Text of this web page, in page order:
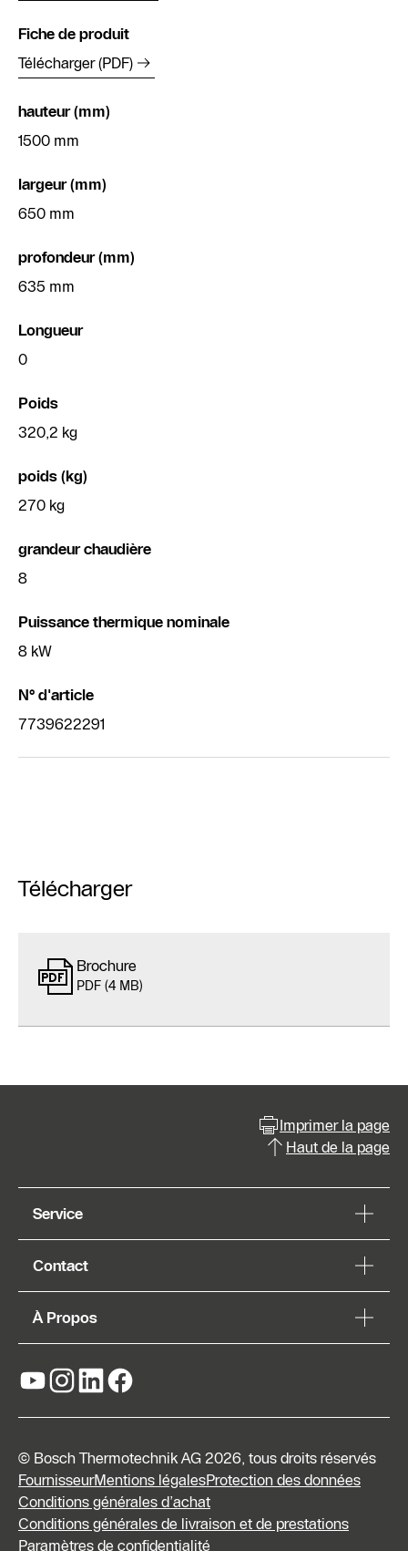
Fiche de produit
Télécharger (PDF)
hauteur (mm)
1500 mm
largeur (mm)
650 mm
profondeur (mm)
635 mm
Longueur
0
Poids
320,2 kg
poids (kg)
270 kg
grandeur chaudière
8
Puissance thermique nominale
8 kW
N° d'article
7739622291
Télécharger
Brochure
PDF (4 MB)
Imprimer la page
Haut de la page
Service
Contact
À Propos
© Bosch Thermotechnik AG 2026, tous droits réservés
FournisseurMentions légalesProtection des données
Conditions générales d’achat
Conditions générales de livraison et de prestations
Paramètres de confidentialité